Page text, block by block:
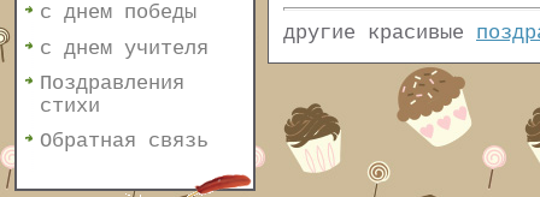
с днем победы
с днем учителя
Поздравления
стихи
Обратная связь
другие красивые